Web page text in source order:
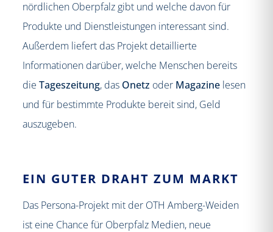
nördlichen Oberpfalz gibt und welche davon für
Produkte und Dienstleistungen interessant sind.
Außerdem liefert das Projekt detaillierte
Informationen darüber, welche Menschen bereits
die Tageszeitung, das Onetz oder Magazinelesen
und für bestimmte Produkte bereit sind, Geld
auszugeben.
EIN GUTER DRAHT ZUM MARKT
Das Persona-Projekt mit der OTH Amberg-Weiden
ist eine Chance für Oberpfalz Medien, neue